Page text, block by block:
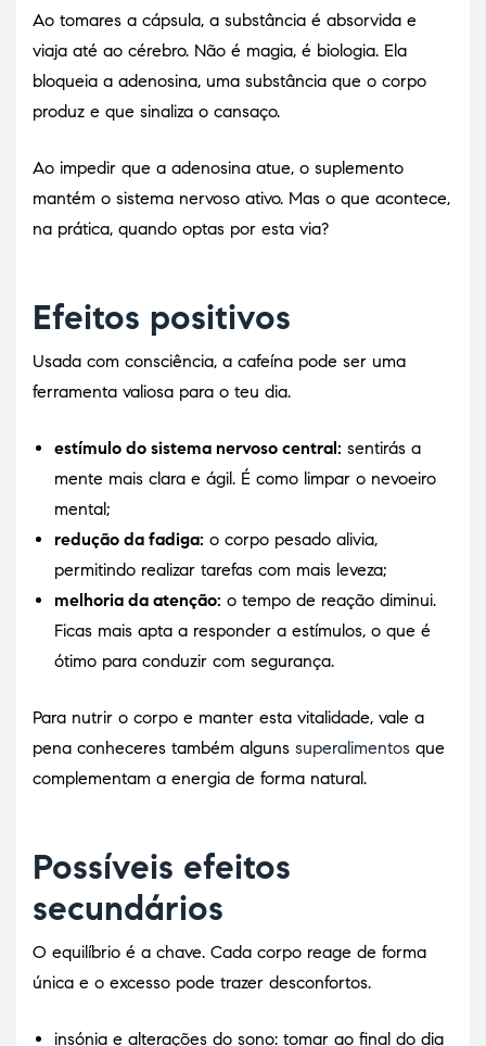
Ao tomares a cápsula, a substância é absorvida e
viaja até ao cérebro. Não é magia, é biologia. Ela
bloqueia a adenosina, uma substância que o corpo
produz e que sinaliza o cansaço.
Ao impedir que a adenosina atue, o suplemento
mantém o sistema nervoso ativo. Mas o que acontece,
na prática, quando optas por esta via?
Efeitos positivos
Usada com consciência, a cafeína pode ser uma
ferramenta valiosa para o teu dia.
estímulo do sistema nervoso central: sentirás a
mente mais clara e ágil. É como limpar o nevoeiro
mental;
redução da fadiga: o corpo pesado alivia,
permitindo realizar tarefas com mais leveza;
melhoria da atenção: o tempo de reação diminui.
Ficas mais apta a responder a estímulos, o que é
ótimo para conduzir com segurança.
Para nutrir o corpo e manter esta vitalidade, vale a
pena conheceres também alguns superalimentos que
complementam a energia de forma natural.
Possíveis efeitos
secundários
O equilíbrio é a chave. Cada corpo reage de forma
única e o excesso pode trazer desconfortos.
insónia e alterações do sono: tomar ao final do dia